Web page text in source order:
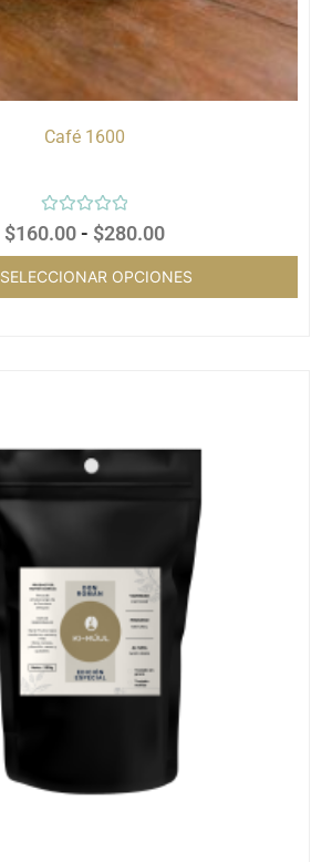
Café 1600
Valorado
con
0
de
5
$160.00 - $280.00
SELECCIONAR OPCIONES